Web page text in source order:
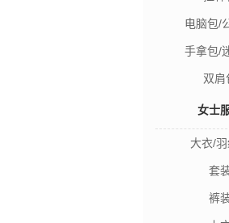
电脑包/
手拿包/
双肩
女士
大衣/
套
裤